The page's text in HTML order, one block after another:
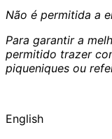
Não é permitida a
Para garantir a
permitido trazer
piqueniques ou
English